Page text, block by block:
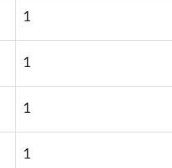
1
1
1
1